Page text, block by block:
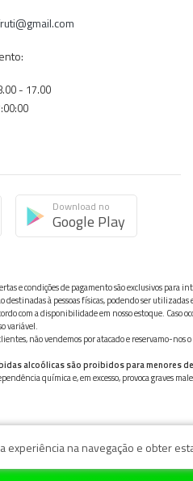
- 17.00
Download no
Google Play
e condições de pagamento são exclusivos para
destinadas à pessoas físicas, podendo ser
com a disponibilidade em nosso estoque. Caso
variável.
não vendemos por atacado e reservamo-
alcoólicas são proibidos para menores
química e, em excesso, provoca graves
experiência na navegação e obter